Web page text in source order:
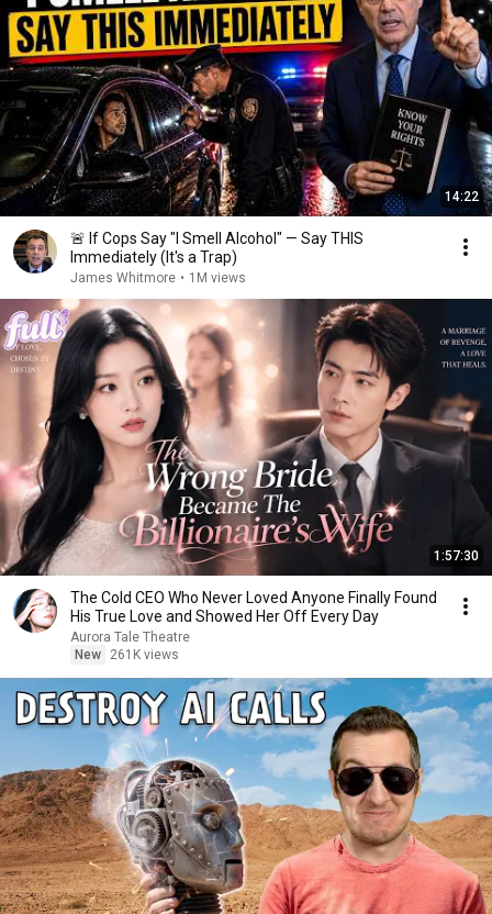
14:22
🚨 If Cops Say "I Smell Alcohol" — Say THIS
Immediately (It's a Trap)
James Whitmore • 1M views
1:57:30
The Cold CEO Who Never Loved Anyone Finally Found
His True Love and Showed Her Off Every Day
Aurora Tale Theatre
New
261K views